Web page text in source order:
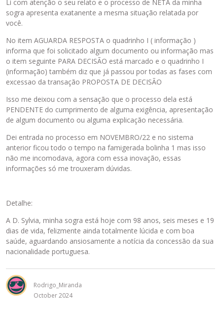
Li com atenção o seu relato e o processo de NETA da minha
sogra apresenta exatanente a mesma situação relatada por
você.
No item AGUARDA RESPOSTA o quadrinho I ( informação )
informa que foi solicitado algum documento ou informação mas
o item seguinte PARA DECISÃO está marcado e o quadrinho I
(informação) também diz que já passou por todas as fases com
excessao da transação PROPOSTA DE DECISÃO
Isso me deixou com a sensação que o processo dela está
PENDENTE do cumprimento de alguma exigência, apresentação
de algum documento ou alguma explicação necessária.
Dei entrada no processo em NOVEMBRO/22 e no sistema
anterior ficou todo o tempo na famigerada bolinha 1 mas isso
não me incomodava, agora com essa inovação, essas
informações só me trouxeram dúvidas.
Detalhe:
A D. Sylvia, minha sogra está hoje com 98 anos, seis meses e 19
dias de vida, felizmente ainda totalmente lúcida e com boa
saúde, aguardando ansiosamente a notícia da concessão da sua
nacionalidade portuguesa.
Rodrigo_Miranda
October 2024